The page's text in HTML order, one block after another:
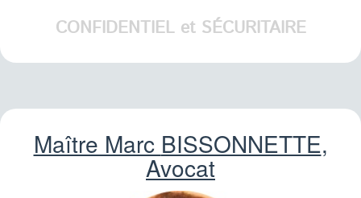
CONFIDENTIEL et SÉCURITAIRE
Maître Marc BISSONNETTE,
Avocat